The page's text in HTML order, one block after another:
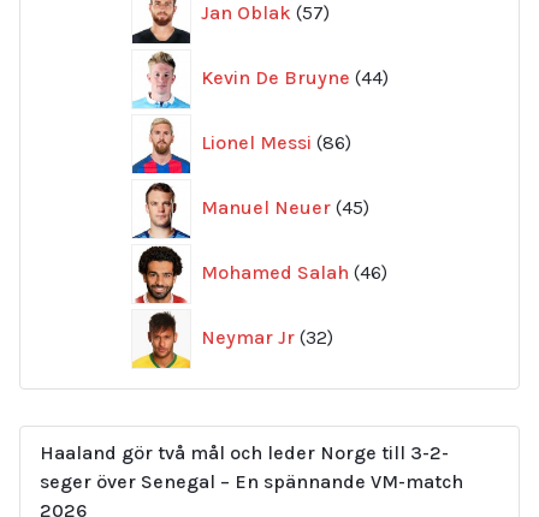
Jan Oblak 57
produkter
Kevin De Bruyne 44
produkter
Lionel Messi 86
produkter
Manuel Neuer 45
produkter
Mohamed Salah 46
produkter
Neymar Jr 32
produkter
Haaland gör två mål och leder Norge till 3-2-
seger över Senegal – En spännande VM-match
2026